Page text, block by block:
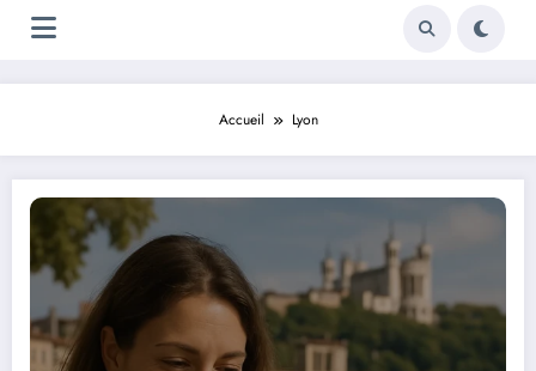
Accueil Lyon